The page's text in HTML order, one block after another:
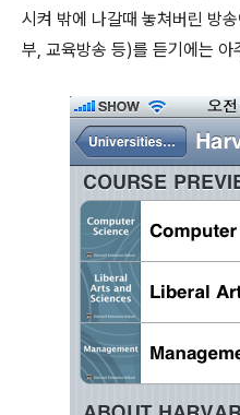
시켜 밖에 나갈때 놓쳐버린 방
부, 교육방송 등)를 듣기에는 아